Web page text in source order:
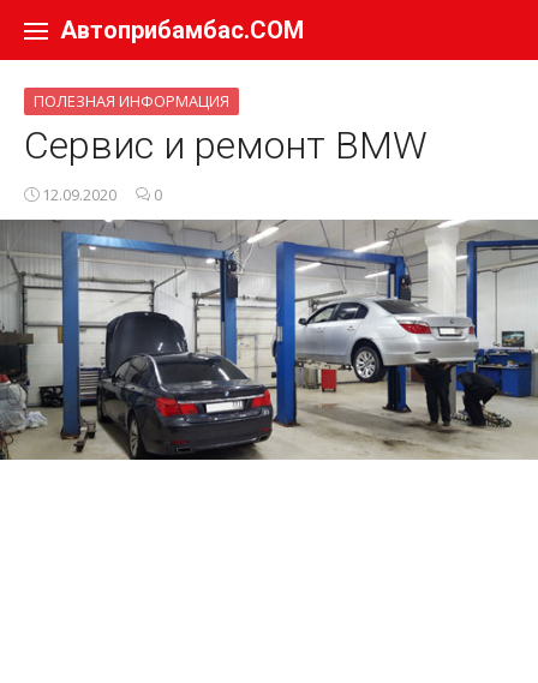
Автоприбамбас.COM
ПОЛЕЗНАЯ ИНФОРМАЦИЯ
Сервис и ремонт BMW
12.09.2020 0